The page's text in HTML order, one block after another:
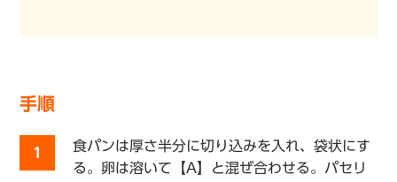
手順
1
食パンは厚さ半分に切り込みを入れ、袋状にす
る。卵は溶いて【A】と混ぜ合わせる。パセリ